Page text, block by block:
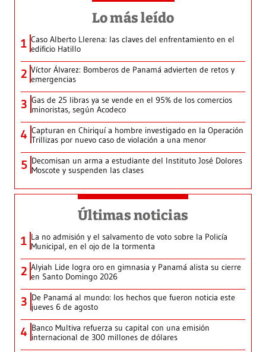
Lo más leído
1 Caso Alberto Llerena: las claves del enfrentamiento en el
edificio Hatillo
2 Víctor Álvarez: Bomberos de Panamá advierten de retos y
emergencias
3 Gas de 25 libras ya se vende en el 95% de los comercios
minoristas, según Acodeco
4 Capturan en Chiriquí a hombre investigado en la Operación
Trillizas por nuevo caso de violación a una menor
5 Decomisan un arma a estudiante del Instituto José Dolores
Moscote y suspenden las clases
Últimas noticias
1 La no admisión y el salvamento de voto sobre la Policía
Municipal, en el ojo de la tormenta
2 Alyiah Lide logra oro en gimnasia y Panamá alista su cierre
en Santo Domingo 2026
3 De Panamá al mundo: los hechos que fueron noticia este
jueves 6 de agosto
4 Banco Multiva refuerza su capital con una emisión
internacional de 300 millones de dólares